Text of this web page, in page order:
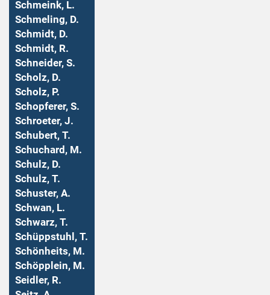
Schmeink, L.
Schmeling, D.
Schmidt, D.
Schmidt, R.
Schneider, S.
Scholz, D.
Scholz, P.
Schopferer, S.
Schroeter, J.
Schubert, T.
Schuchard, M.
Schulz, D.
Schulz, T.
Schuster, A.
Schwan, L.
Schwarz, T.
Schüppstuhl, T.
Schönheits, M.
Schöpplein, M.
Seidler, R.